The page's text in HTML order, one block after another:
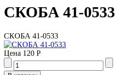
СКОБА 41-0533
СКОБА 41-0533
Цена 120 Р